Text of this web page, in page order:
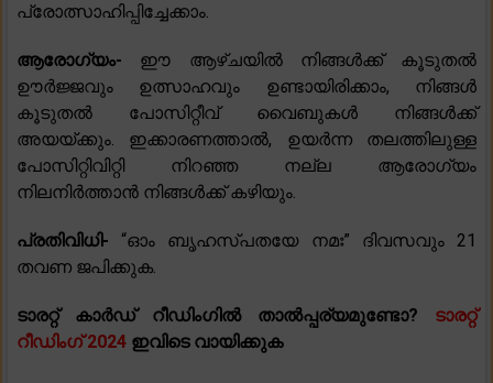
പ്രോത്സാഹിപ്പിച്ചേക്കാം.
ആരോഗ്യം- ഈ ആഴ്‌ചയിൽ നിങ്ങൾക്ക് കൂടുതൽ
ഊർജ്ജവും ഉത്സാഹവും ഉണ്ടായിരിക്കാം, നിങ്ങൾ
കൂടുതൽ പോസിറ്റീവ് വൈബുകൾ നിങ്ങൾക്ക്
അയയ്ക്കും. ഇക്കാരണത്താൽ, ഉയർന്ന തലത്തിലുള്ള
പോസിറ്റിവിറ്റി നിറഞ്ഞ നല്ല ആരോഗ്യം
നിലനിർത്താൻ നിങ്ങൾക്ക് കഴിയും.
പ്രതിവിധി-“ഓം ബൃഹസ്പതയേ നമഃ” ദിവസവും 21
തവണ ജപിക്കുക.
ടാരറ്റ് കാർഡ് റീഡിംഗിൽ താൽപ്പര്യമുണ്ടോ? ടാരറ്റ്
റീഡിംഗ് 2024 ഇവിടെ വായിക്കുക